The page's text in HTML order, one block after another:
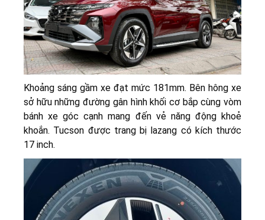
Khoảng sáng gầm xe đạt mức 181mm. Bên hông xe
sở hữu những đường gân hình khối cơ bắp cùng vòm
bánh xe góc cạnh mang đến vẻ năng động khoẻ
khoắn. Tucson được trang bị lazang có kích thước
17 inch.